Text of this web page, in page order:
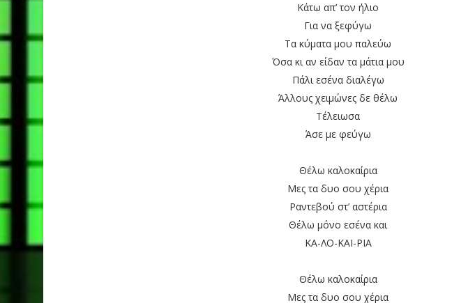
Κάτω απ’ τον ήλιο
Για να ξεφύγω
Τα κύματα μου παλεύω
Όσα κι αν είδαν τα μάτια μου
Πάλι εσένα διαλέγω
Άλλους χειμώνες δε θέλω
Τέλειωσα
Άσε με φεύγω
Θέλω καλοκαίρια
Μες τα δυο σου χέρια
Ραντεβού στ’ αστέρια
Θέλω μόνο εσένα και
ΚΑ-ΛΟ-ΚΑΙ-ΡΙΑ
Θέλω καλοκαίρια
Μες τα δυο σου χέρια